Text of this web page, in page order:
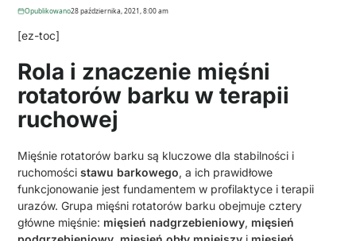
Opublikowano28 października, 2021, 8:00 am
[ez-toc]
Rola i znaczenie mięśni
rotatorów barku w terapii
ruchowej
Mięśnie rotatorów barku są kluczowe dla stabilności i
ruchomościstawu barkowego, a ich prawidłowe
funkcjonowanie jest fundamentem w profilaktyce i terapii
urazów. Grupa mięśni rotatorów barku obejmuje cztery
główne mięśnie: mięsień nadgrzebieniowy, mięsień